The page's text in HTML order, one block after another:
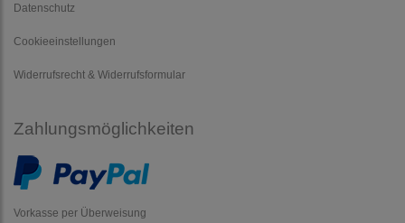
Datenschutz
Cookieeinstellungen
Widerrufsrecht & Widerrufsformular
Zahlungsmöglichkeiten
Vorkasse per Überweisung